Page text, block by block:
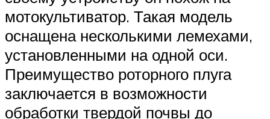
мотокультиватор. Такая модель
оснащена несколькими лемехами,
установленными на одной оси.
Преимущество роторного плуга
заключается в возможности
обработки твердой почвы до